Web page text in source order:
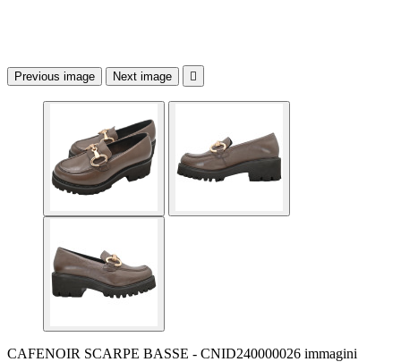
Previous image Next image 
CAFENOIR SCARPE BASSE - CNID240000026 immagini